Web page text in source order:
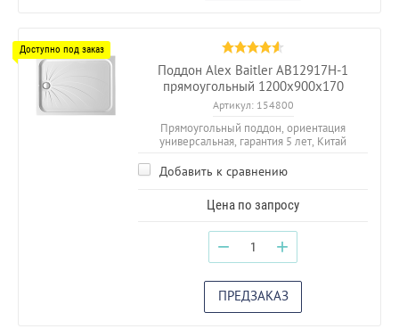
Поддон Alex Baitler АВ12917Н-1
прямоугольный 1200х900х170
Артикул:154800
Прямоугольный поддон, ориентация
универсальная, гарантия 5 лет, Китай
Добавить к сравнению
Цена по запросу
− +
ПРЕДЗАКАЗ